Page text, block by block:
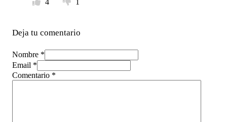
Deja tu comentario
Nombre *
Email *
Comentario *